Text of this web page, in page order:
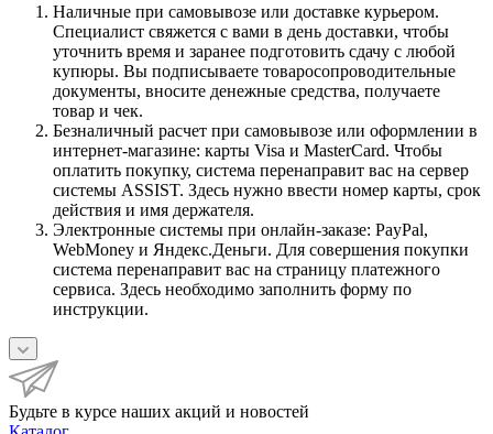
Наличные при самовывозе или доставке курьером.
Специалист свяжется с вами в день доставки, чтобы
уточнить время и заранее подготовить сдачу с любой
купюры. Вы подписываете товаросопроводительные
документы, вносите денежные средства, получаете
товар и чек.
Безналичный расчет при самовывозе или оформлении в
интернет-магазине: карты Visa и MasterCard. Чтобы
оплатить покупку, система перенаправит вас на сервер
системы ASSIST. Здесь нужно ввести номер карты, срок
действия и имя держателя.
Электронные системы при онлайн-заказе: PayPal,
WebMoney и Яндекс.Деньги. Для совершения покупки
система перенаправит вас на страницу платежного
сервиса. Здесь необходимо заполнить форму по
инструкции.
Будьте в курсе наших акций и новостей